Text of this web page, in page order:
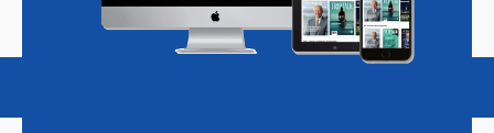
Magazine Podcasts Vacatures